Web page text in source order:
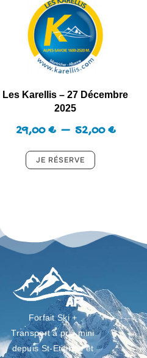
Les Karellis – 27 Décembre
2025
29,00€ – 52,00€
Forfait Ski +
Transport à prix mini
depuis St-Etienne et